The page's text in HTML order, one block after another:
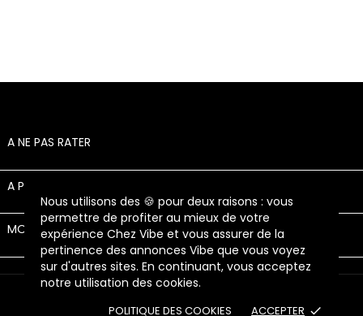
Nous utilisons des 🍪 pour deux raisons : vous
permettre de profiter au mieux de votre
expérience Chez Vibe et vous assurer de la
pertinence des annonces Vibe que vous voyez
sur d'autres sites. En continuant, vous acceptez
notre utilisation des cookies.
POLITIQUE DES COOKIES ACCEPTER done
A NE PAS RATER
A PROPOS
MON COMPTE